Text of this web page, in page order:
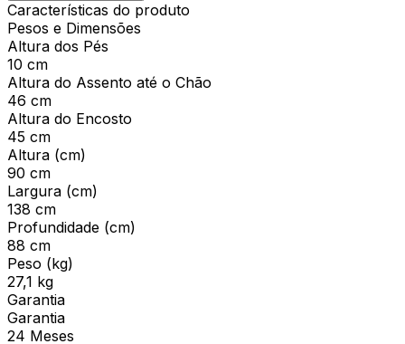
Características do produto
Pesos e Dimensões
Altura dos Pés
10 cm
Altura do Assento até o Chão
46 cm
Altura do Encosto
45 cm
Altura (cm)
90 cm
Largura (cm)
138 cm
Profundidade (cm)
88 cm
Peso (kg)
27,1 kg
Garantia
Garantia
24 Meses